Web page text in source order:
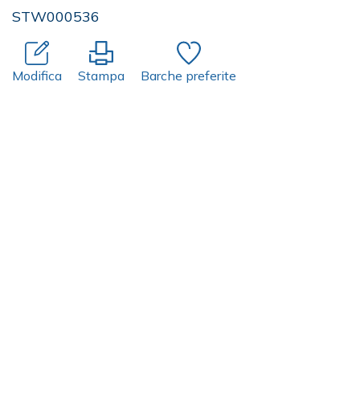
STW000536
Modifica Stampa Barche preferite